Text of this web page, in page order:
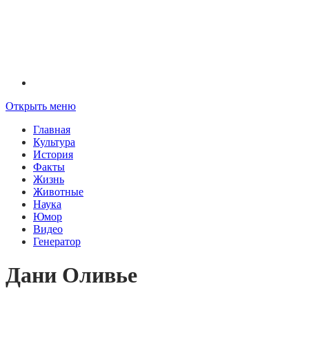
Открыть меню
Главная
Культура
История
Факты
Жизнь
Животные
Наука
Юмор
Видео
Генератор
Дани Оливье